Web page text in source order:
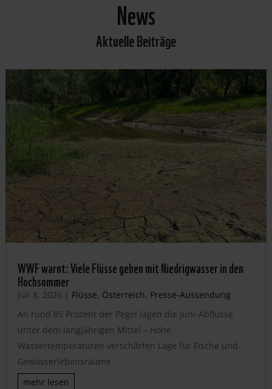
News
Aktuelle Beiträge
WWF warnt: Viele Flüsse gehen mit Niedrigwasser in den
Hochsommer
Juli 8, 2026 | Flüsse, Österreich, Presse-Aussendung
An rund 85 Prozent der Pegel lagen die Juni-Abflüsse
unter dem langjährigen Mittel – Hohe
Wassertemperaturen verschärfen Lage für Fische und
Gewässerlebensräume
mehr lesen